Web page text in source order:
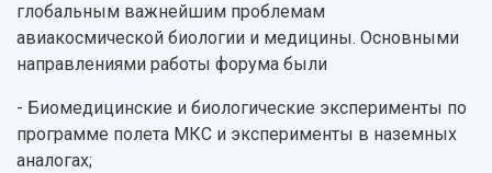
глобальным важнейшим проблемам
авиакосмической биологии и медицины. Основными
направлениями работы форума были
- Биомедицинские и биологические эксперименты по
программе полета МКС и эксперименты в наземных
аналогах;